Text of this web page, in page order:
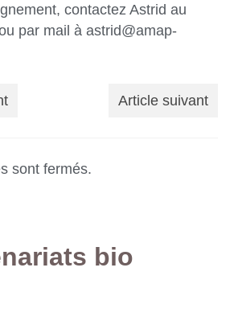
contactez Astrid au
par mail à astrid@amap-
Article suivant
sont fermés.
bio